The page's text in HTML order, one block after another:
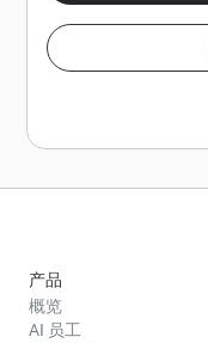
产品
概览
AI 员工